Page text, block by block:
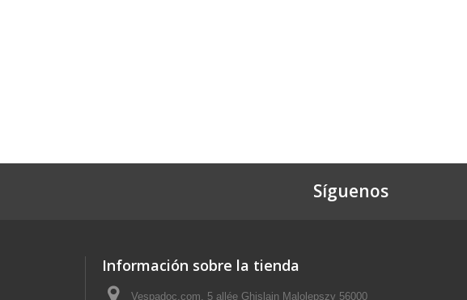
Síguenos
Información sobre la tienda
Vespadoc.com, 5 allée Ghislain Malolepszy 56000